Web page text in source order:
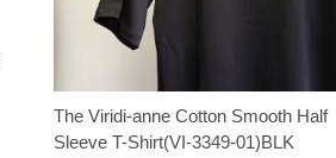
The Viridi-anne Cotton Smooth Half
Sleeve T-Shirt(VI-3349-01)BLK